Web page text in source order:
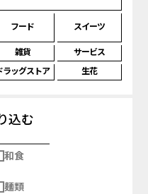
フード スイーツ
雑貨
サービス
ラッグストア 生花
込む
和食
麺類